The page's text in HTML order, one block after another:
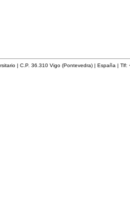
| C.P. 36.310 Vigo (Pontevedra) | España | Tlf: